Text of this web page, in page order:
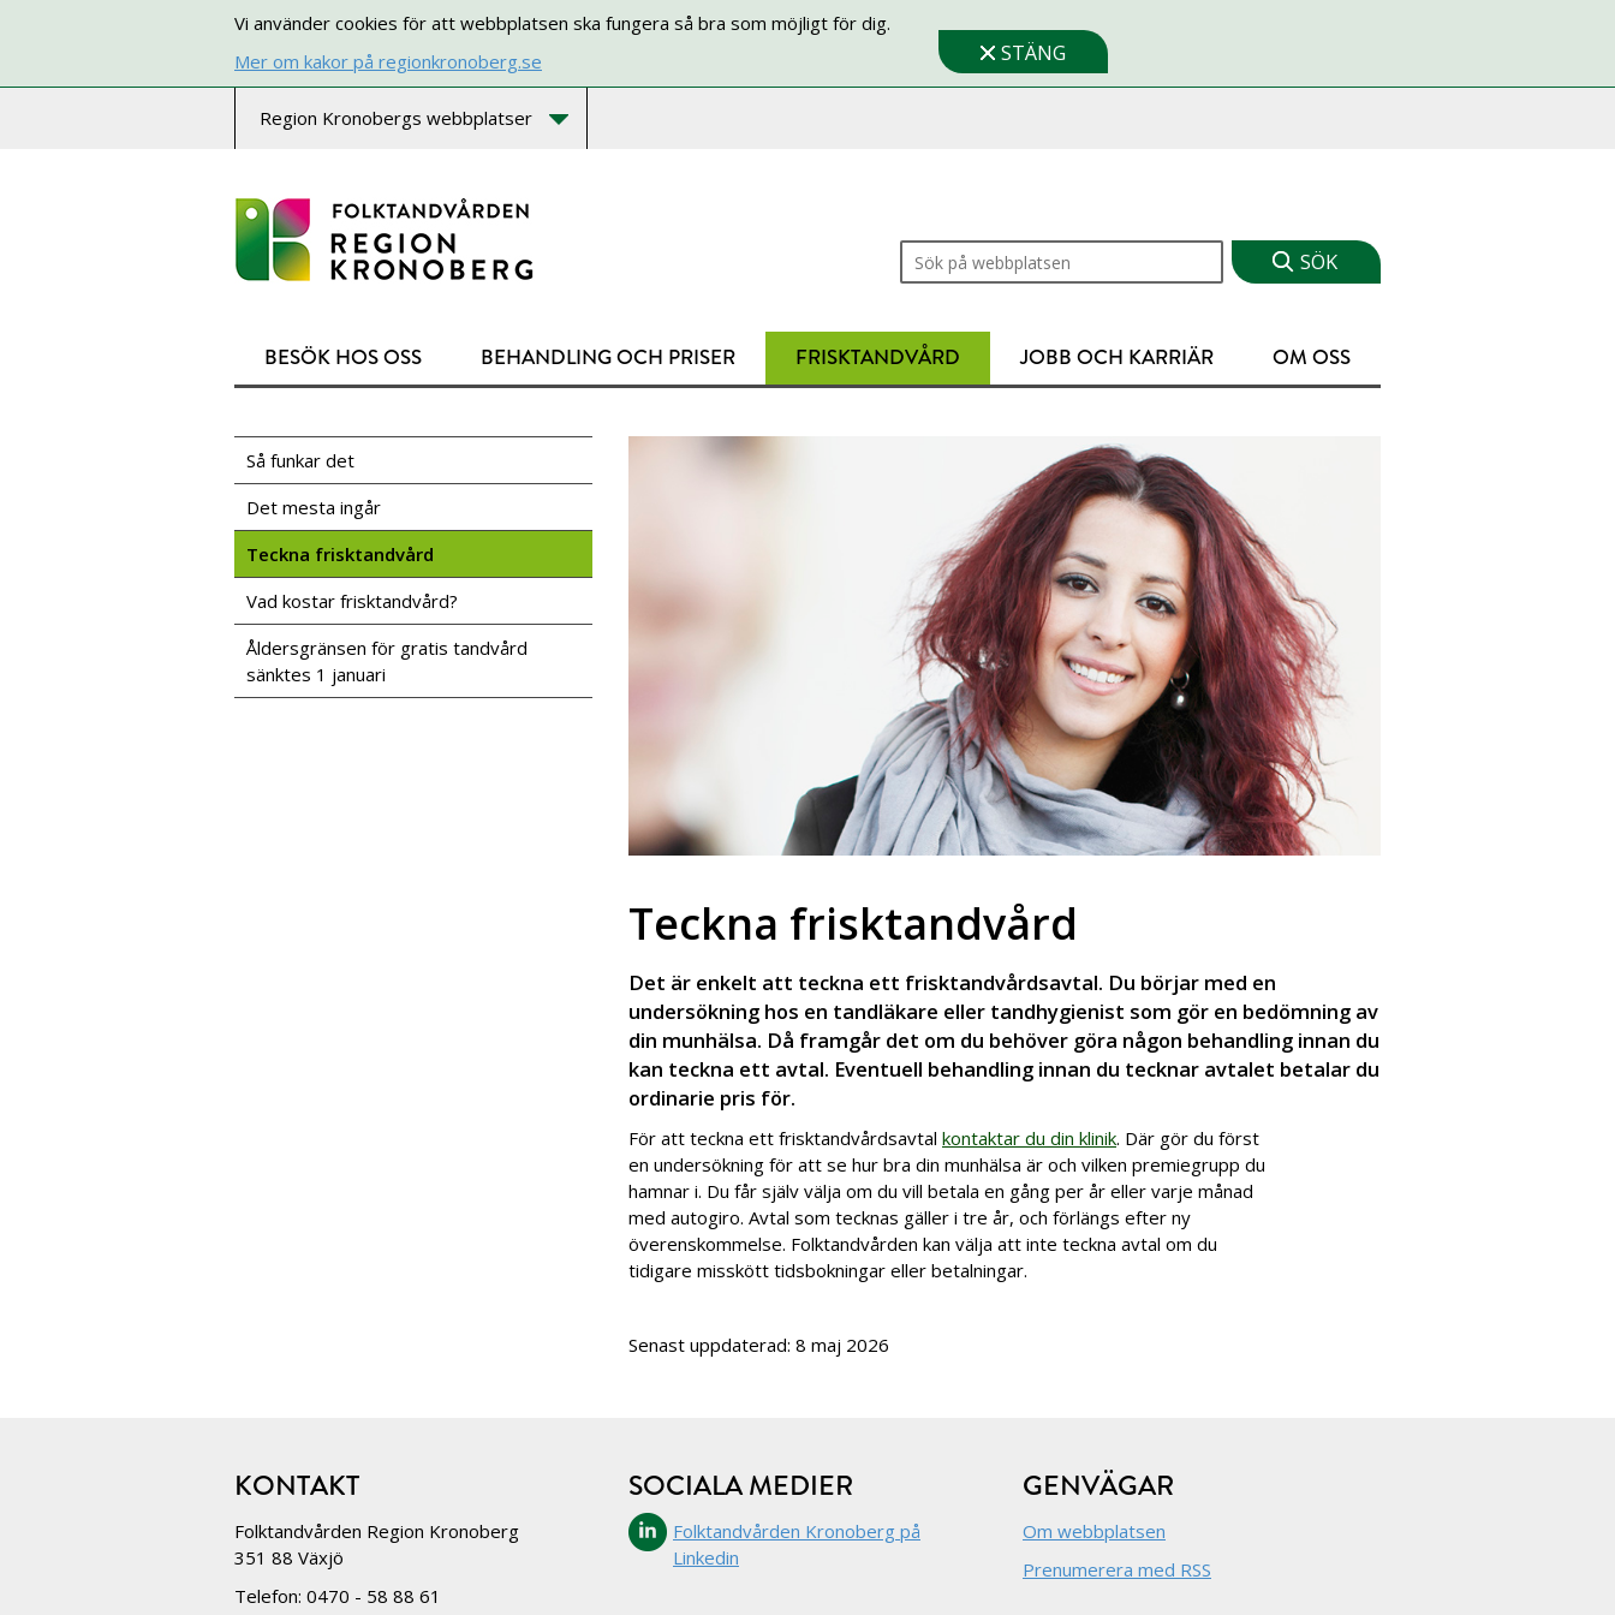
Vi använder cookies för att webbplatsen ska fungera så bra som möjligt för dig.
Mer om kakor på regionkronoberg.se
STÄNG
Region Kronobergs webbplatser
Sök på webbplatsen
BESÖK HOS OSS BEHANDLING OCH PRISER FRISKTANDVÅRD JOBB OCH KARRIÄR OM OSS
Så funkar det
Det mesta ingår
Teckna frisktandvård
Vad kostar frisktandvård?
Åldersgränsen för gratis tandvård
sänktes 1 januari
Teckna frisktandvård
Det är enkelt att teckna ett frisktandvårdsavtal. Du börjar med en
undersökning hos en tandläkare eller tandhygienist som gör en bedömning av
din munhälsa. Då framgår det om du behöver göra någon behandling innan du
kan teckna ett avtal. Eventuell behandling innan du tecknar avtalet betalar du
ordinarie pris för.
För att teckna ett frisktandvårdsavtal kontaktar du din klinik. Där gör du först
en undersökning för att se hur bra din munhälsa är och vilken premiegrupp du
hamnar i. Du får själv välja om du vill betala en gång per år eller varje månad
med autogiro. Avtal som tecknas gäller i tre år, och förlängs efter ny
överenskommelse. Folktandvården kan välja att inte teckna avtal om du
tidigare misskött tidsbokningar eller betalningar.
Senast uppdaterad: 8 maj 2026
KONTAKT
Folktandvården Region Kronoberg
351 88 Växjö
Telefon: 0470 - 58 88 61
SOCIALA MEDIER
Folktandvården Kronoberg på
Linkedin
GENVÄGAR
Om webbplatsen
Prenumerera med RSS